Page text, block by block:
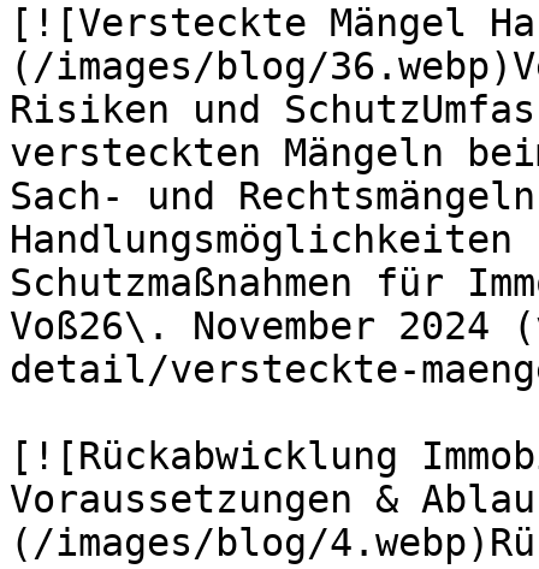
[![Versteckte Mängel
(/images/blog/
Risiken und
versteckten Mängeln
Sach- und
Schutzmaßnahmen für
Voß26\. November
detail/versteckte-
[![Rückabwicklung
Voraussetzungen &
(/images/blog/